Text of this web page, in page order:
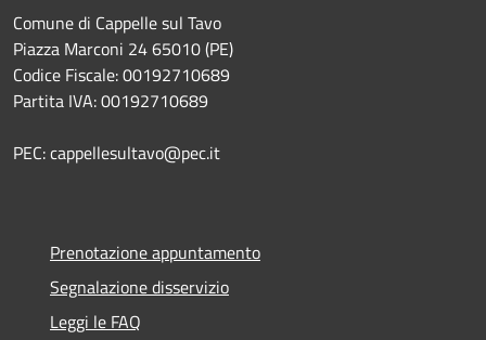
Comune di Cappelle sul Tavo
Piazza Marconi 24 65010 (PE)
Codice Fiscale: 00192710689
Partita IVA: 00192710689
PEC: cappellesultavo@pec.it
Prenotazione appuntamento
Segnalazione disservizio
Leggi le FAQ